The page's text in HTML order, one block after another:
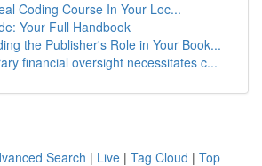
Coding Course In Your Loc...
Your Full Handbook
the Publisher's Role in Your Book...
financial oversight necessitates c...
Search | Live | Tag Cloud | Top